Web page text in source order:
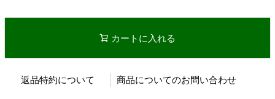
カートに入れる
返品特約について 商品についてのお問い合わせ